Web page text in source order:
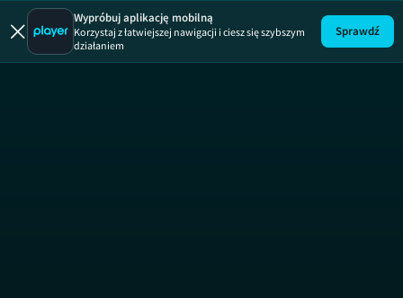
Buzz Astral
Wypróbuj aplikację mobilną
Korzystaj z łatwiejszej nawigacji i ciesz się szybszym
działaniem
Sprawdź